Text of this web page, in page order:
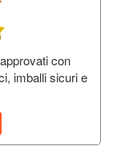
con
imballi sicuri e